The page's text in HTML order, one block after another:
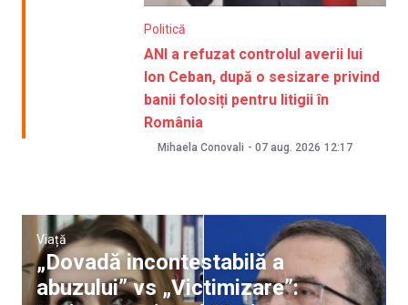
Politică
ANI a refuzat controlul averii lui
Ion Ceban, după o sesizare privind
banii folosiți pentru litigii în
România
Mihaela Conovali - 07 aug. 2026 12:17
Viață
„Dovadă incontestabilă a
abuzului” vs „Victimizare”: